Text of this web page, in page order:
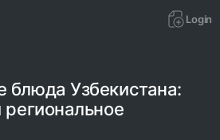
Login
блюда Узбекистана:
региональное